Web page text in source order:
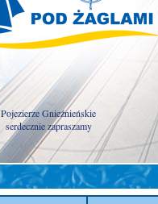
Pojezierze Gnieźnieńskie
serdecznie zapraszamy